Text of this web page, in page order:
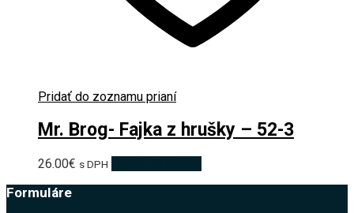
Pridať do zoznamu prianí
Mr. Brog- Fajka z hrušky – 52-3
26.00€ s DPH
Formuláre